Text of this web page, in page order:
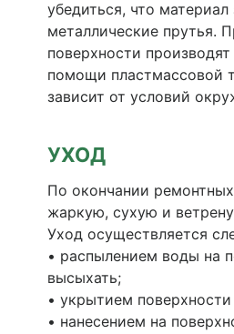
убедиться, что
металлические прутья.
поверхности
помощи пластмассовой
зависит от условий
УХОД
По окончании
жаркую, сухую и
Уход осуществляется
• распылением воды на
высыхать;
• укрытием
• нанесением на